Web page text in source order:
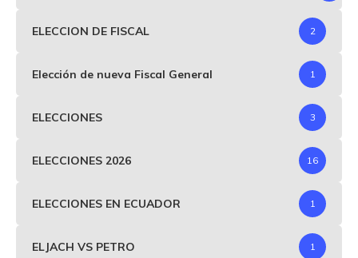
ELECCION DE FISCAL 2
Elección de nueva Fiscal General 1
ELECCIONES 3
ELECCIONES 2026 16
ELECCIONES EN ECUADOR 1
ELJACH VS PETRO 1